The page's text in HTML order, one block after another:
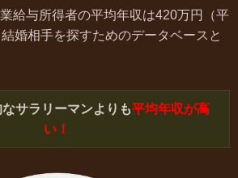
給与所得者の平均年収は420万円（平
婚相手を探すためのデータベースと
サラリーマンよりも平均年収が高
い！